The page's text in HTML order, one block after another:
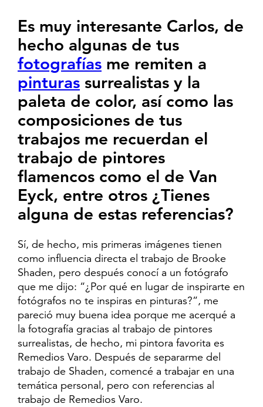
Es muy interesante Carlos, de
hecho algunas de tus
fotografías me remiten a
pinturas surrealistas y la
paleta de color, así como las
composiciones de tus
trabajos me recuerdan el
trabajo de pintores
flamencos como el de Van
Eyck, entre otros ¿Tienes
alguna de estas referencias?
Sí, de hecho, mis primeras imágenes tienen
como influencia directa el trabajo de Brooke
Shaden, pero después conocí a un fotógrafo
que me dijo: “¿Por qué en lugar de inspirarte en
fotógrafos no te inspiras en pinturas?”, me
pareció muy buena idea porque me acerqué a
la fotografía gracias al trabajo de pintores
surrealistas, de hecho, mi pintora favorita es
Remedios Varo. Después de separarme del
trabajo de Shaden, comencé a trabajar en una
temática personal, pero con referencias al
trabajo de Remedios Varo.